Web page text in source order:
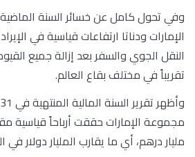
وفي تحول كامل عن خسائر السنة
الإمارات ودناتا ارتفاعات قياسية في
النقل الجوي والسفر بعد إزالة جميع
تقريباً في مختلف بقاع العالم.
مليار درهم، أي ما يقارب المليار دولار في